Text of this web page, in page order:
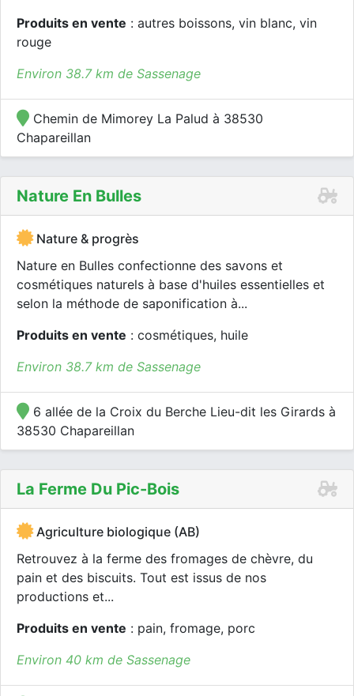
Produits en vente : autres boissons, vin blanc, vin
rouge
Environ 38.7 km de Sassenage
Chemin de Mimorey La Palud à 38530
Chapareillan
Nature En Bulles
Nature & progrès
Nature en Bulles confectionne des savons et
cosmétiques naturels à base d'huiles essentielles et
selon la méthode de saponification à...
Produits en vente : cosmétiques, huile
Environ 38.7 km de Sassenage
6 allée de la Croix du Berche Lieu-dit les Girards à
38530 Chapareillan
La Ferme Du Pic-Bois
Agriculture biologique (AB)
Retrouvez à la ferme des fromages de chèvre, du
pain et des biscuits. Tout est issus de nos
productions et...
Produits en vente : pain, fromage, porc
Environ 40 km de Sassenage